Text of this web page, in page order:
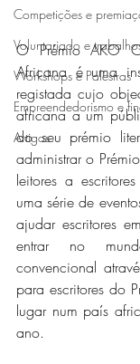
Competições e
Voluntariado e
Workshops e Palestras
Empreendedorismo e
Artigos
O Prémio AKO
Africana é uma
registada cujo
africana a um
do seu prémio
administrar o
leitores a
uma série de
ajudar escritores
entrar no
convencional
para escritores do
lugar num país
ano.